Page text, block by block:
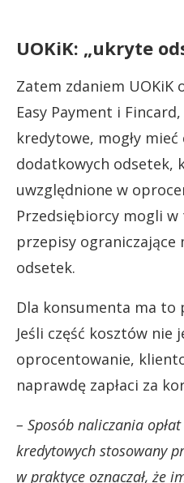
UOKiK: „ukryte
Zatem zdaniem UOKiK
Easy Payment i
kredytowe, mogły
dodatkowych odsetek,
uwzględnione w
Przedsiębiorcy mogli
przepisy ograniczające
odsetek.
Dla konsumenta ma to
Jeśli część kosztów nie
oprocentowanie,
naprawdę zapłaci za
– Sposób naliczania
kredytowych stosowany
w praktyce oznaczał, że